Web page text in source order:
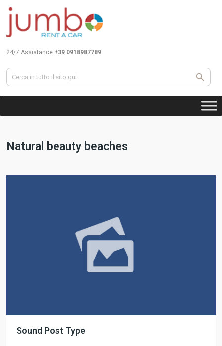
24/7 Assistance +39 0918987789
Natural beauty beaches
Sound Post Type